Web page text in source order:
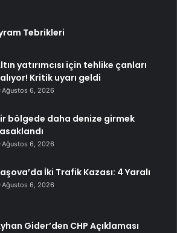
Tebrikleri
yatırımcısı için tehlike çanları
Kritik uyarı geldi
Ağustos 6, 2026
bölgede daha denize girmek
Ağustos 6, 2026
İki Trafik Kazası: 4 Yaralı
Ağustos 6, 2026
Gider’den CHP Açıklaması